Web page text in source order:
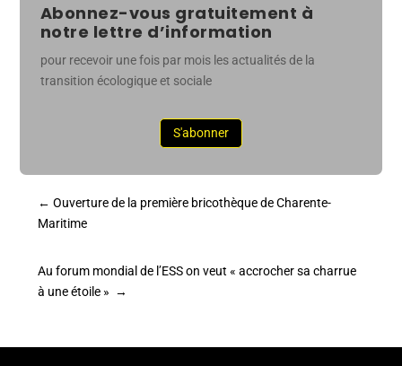
Abonnez-vous gratuitement à
notre lettre d’information
pour recevoir une fois par mois les actualités de la
transition écologique et sociale
S'abonner
←Ouverture de la première bricothèque de Charente-
Maritime
Au forum mondial de l’ESS on veut « accrocher sa charrue
à une étoile » →